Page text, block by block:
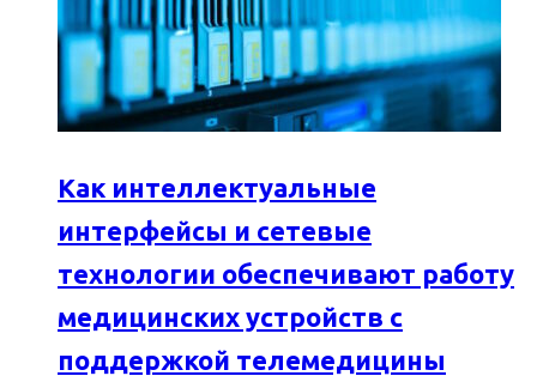
Как интеллектуальные
интерфейсы и сетевые
технологии обеспечивают работу
медицинских устройств с
поддержкой телемедицины